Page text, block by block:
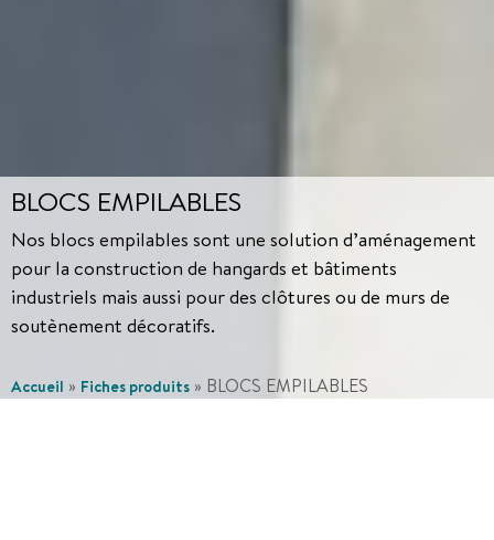
BLOCS EMPILABLES
Nos blocs empilables sont une solution d’aménagement
pour la construction de hangards et bâtiments
industriels mais aussi pour des clôtures ou de murs de
soutènement décoratifs.
Accueil » Fiches produits » BLOCS EMPILABLES